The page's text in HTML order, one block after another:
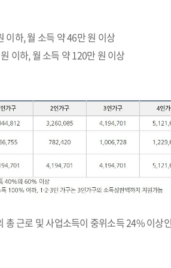
이하, 월 소득 약 46만 원 이상
이하, 월 소득 약 120만 원 이상
총 근로 및 사업소득이 중위소득 24% 이상